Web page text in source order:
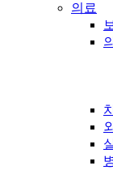
의료